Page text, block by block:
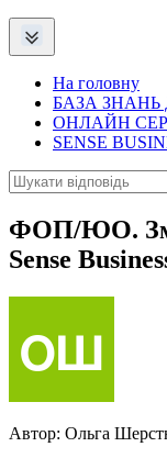
На головну
БАЗА
ОНЛАЙН
SENSE
ФОП/ЮО.
Sense
Автор: Ольга